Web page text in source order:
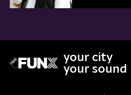
your city
your sound